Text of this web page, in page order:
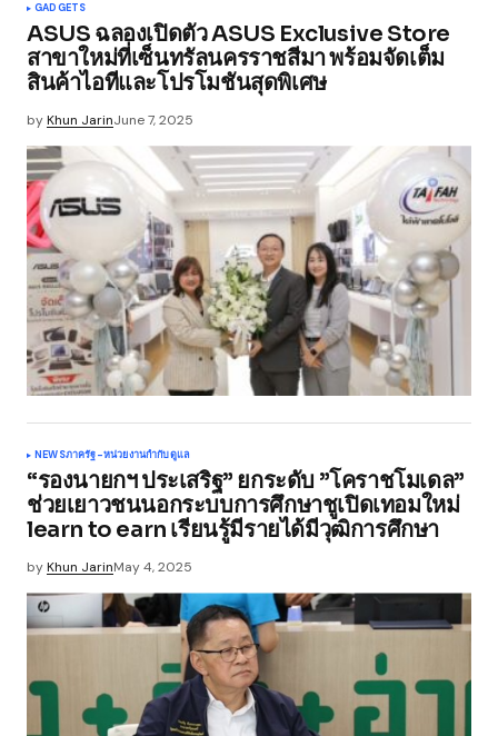
GADGETS
ASUS ฉลองเปิดตัว ASUS Exclusive Store
สาขาใหม่ที่เซ็นทรัลนครราชสีมา พร้อมจัดเต็ม
สินค้าไอทีและโปรโมชันสุดพิเศษ
byKhun JarinJune 7, 2025
NEWSภาครัฐ-หน่วยงานกำกับดูแล
“รองนายกฯ ประเสริฐ” ยกระดับ ”โคราชโมเดล”
ช่วยเยาวชนนอกระบบการศึกษาชูเปิดเทอมใหม่
learn to earn เรียนรู้มีรายได้มีวุฒิการศึกษา
byKhun JarinMay 4, 2025